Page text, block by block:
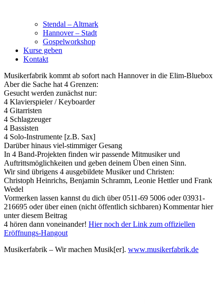
Stendal – Altmark
Hannover – Stadt
Gospelworkshop
Kurse geben
Kontakt
Musikerfabrik kommt ab sofort nach Hannover in die Elim-Bluebox
Aber die Sache hat 4 Grenzen:
Gesucht werden zunächst nur:
4 Klavierspieler / Keyboarder
4 Gitarristen
4 Schlagzeuger
4 Bassisten
4 Solo-Instrumente [z.B. Sax]
Darüber hinaus viel-stimmiger Gesang
In 4 Band-Projekten finden wir passende Mitmusiker und
Auftrittsmöglichkeiten und geben deinem Üben einen Sinn.
Wir sind übrigens 4 ausgebildete Musiker und Christen:
Christoph Heinrichs, Benjamin Schramm, Leonie Hettler und Frank
Wedel
Vormerken lassen kannst du dich über 0511-69 5006 oder 03931-
216695 oder über einen (nicht öffentlich sichbaren) Kommentar hier
unter diesem Beitrag
4 hören dann voneinander! Hier noch der Link zum offiziellen
Eröffnungs-Hangout
Musikerfabrik – Wir machen Musik[er]. www.musikerfabrik.de